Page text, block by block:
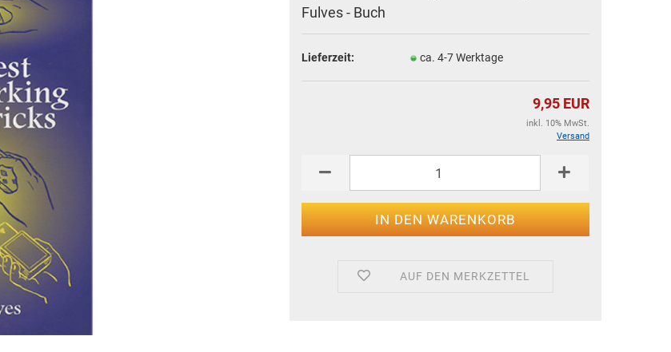
Fulves - Buch
Lieferzeit: ca. 4-7 Werktage
9,95 EUR
inkl. 10% MwSt.
Versand
AUF DEN MERKZETTEL